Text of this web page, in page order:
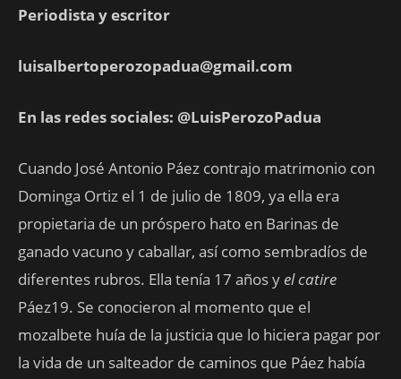
Periodista y escritor
luisalbertoperozopadua@gmail.com
En las redes sociales: @LuisPerozoPadua
Cuando José Antonio Páez contrajo matrimonio con
Dominga Ortiz el 1 de julio de 1809, ya ella era
propietaria de un próspero hato en Barinas de
ganado vacuno y caballar, así como sembradíos de
diferentes rubros. Ella tenía 17 años yel catire
Páez19. Se conocieron al momento que el
mozalbete huía de la justicia que lo hiciera pagar por
la vida de un salteador de caminos que Páez había